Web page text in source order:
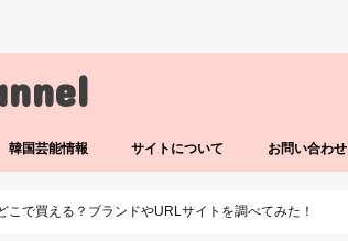
韓国芸能情報 サイトについて お問い合わせ
こで買える？ブランドやURLサイトを調べてみた！